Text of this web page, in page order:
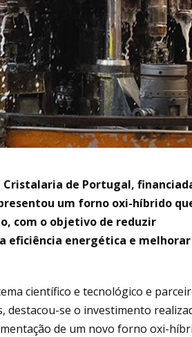
Cristalaria de Portugal,
um forno oxi-híbrido
com o objetivo de reduzir
eficiência energética e melhorar
científico e tecnológico e
destacou-se o investimento
de um novo forno oxi-